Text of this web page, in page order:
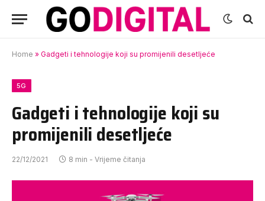
Home » Gadgeti i tehnologije koji su promijenili desetljeće
5G
Gadgeti i tehnologije koji su
promijenili desetljeće
22/12/2021 8 min - Vrijeme čitanja